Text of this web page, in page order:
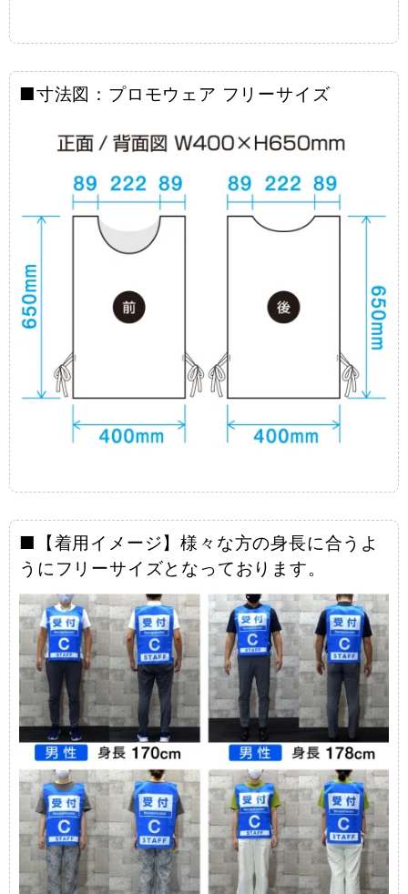
■寸法図：プロモウェア フリーサイズ
■【着用イメージ】様々な方の身長に合うよ
うにフリーサイズとなっております。